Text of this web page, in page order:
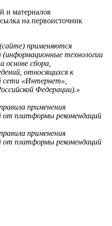
и материалов
на первоисточник
применяются
(информационные технологии
основе сбора,
относящихся к
сети «Интернет»,
Федерации).»
применения
от платформы рекомендаций
применения
от платформы рекомендаций